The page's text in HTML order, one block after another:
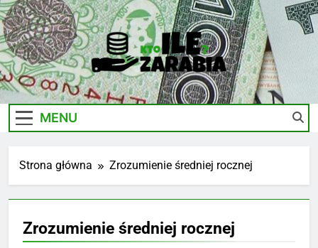
Skip
to
content
Ile-
Zarabia.edu.pl
Zarobki Gwiazd, Ciekawostki I Biznes
MENU
Strona główna Zrozumienie średniej rocznej
Zrozumienie średniej rocznej